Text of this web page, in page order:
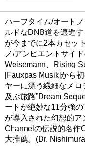
ハーフタイム/オート
ルドなDNB道を邁進
が今までに2本カセッ
ノ/アンビエントサイ
Weisemann、Rising
[Fauxpas Musik]から
ヤーに漂う繊細なメ
及ぶ旅路”Dream
ートが絶妙な11分強の
が導入された幻想的ア
Channelの伝説的名作
大推薦。(Dr.